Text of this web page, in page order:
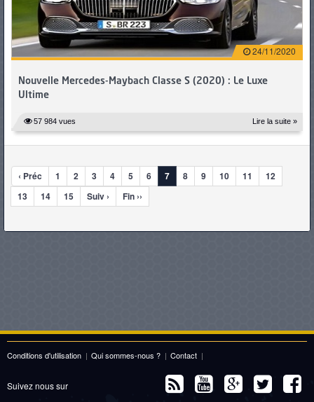
24/11/2020
Nouvelle Mercedes-Maybach Classe S (2020) : Le Luxe
Ultime
57 984 vues Lire la suite »
‹ Préc 1 2 3 4 5 6 7 8 9 10 11
12
13
14 15 Suiv › Fin ››
Conditions d'utilisation | Qui sommes-nous ? | Contact |
Suivez nous sur